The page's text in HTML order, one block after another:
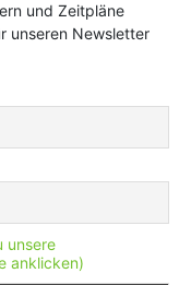
und Zeitpläne
unseren Newsletter
unsere
anklicken)